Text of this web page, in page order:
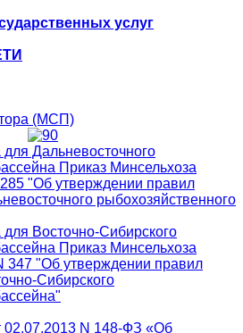
услуг
(МСП)
Дальневосточного
Приказ Минсельхоза
"Об утверждении правил
рыбохозяйственного
Восточно-Сибирского
Приказ Минсельхоза
347 "Об утверждении правил
Сибирского
02.07.2013 N 148-ФЗ «Об